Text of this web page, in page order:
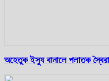
অহেতুক ইস্যু বানালে পলাতক